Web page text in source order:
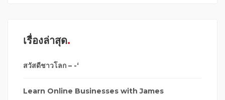
เรื่องล่าสุด
สวัสดีชาวโลก – -‘
Learn Online Businesses with James